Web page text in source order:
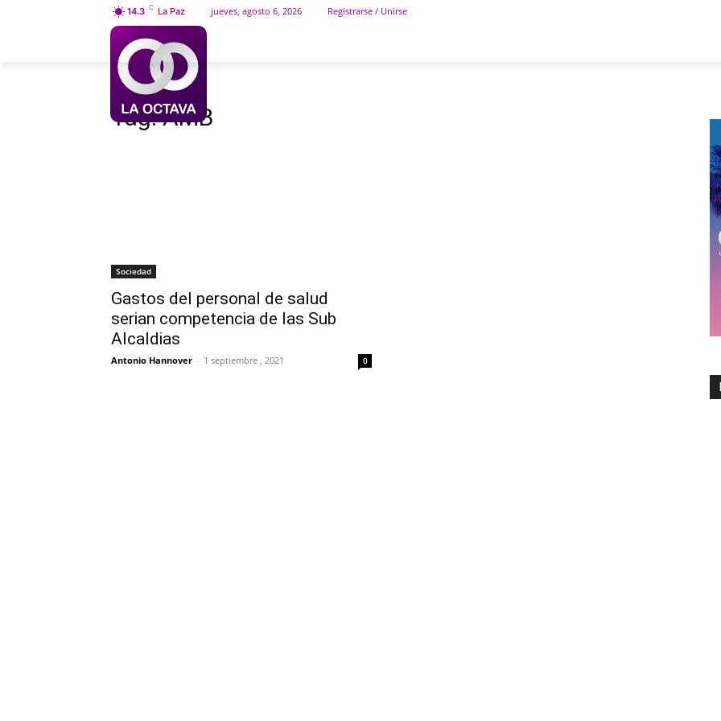
14.3 C La Paz jueves, agosto 6, 2026 Registrarse / Unirse
Etiquetas AMB
Tag:AMB
Sociedad
Gastos del personal de salud
serian competencia de las Sub
Alcaldias
Antonio Hannover - 1 septiembre , 2021 0